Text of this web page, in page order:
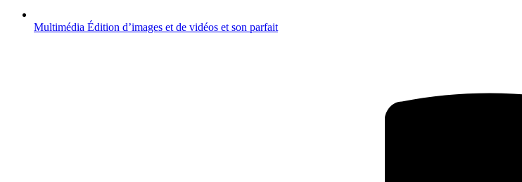
Multimédia Édition d’images et de vidéos et son parfait